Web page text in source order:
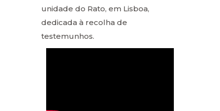
unidade do Rato, em Lisboa,
dedicada à recolha de
testemunhos.